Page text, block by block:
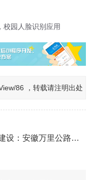
，校园人脸识别应用
86 ，转载请注明出处
梁建设有限公司数字化转型实践